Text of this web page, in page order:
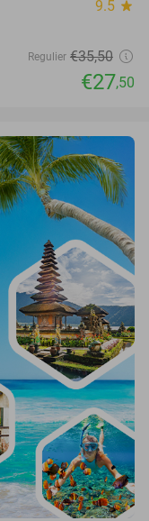
9.5 star
Regulier €35,50
€27,50